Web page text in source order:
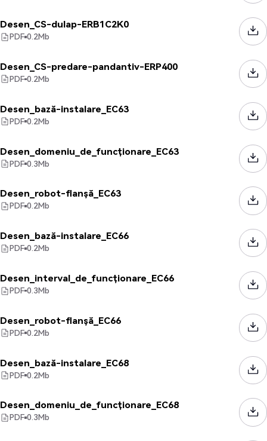
Desen_CS-dulap-ERB1C2K0
PDF 0.2Mb
Desen_CS-predare-pandantiv-ERP400
PDF 0.2Mb
Desen_bază-instalare_EC63
PDF 0.2Mb
Desen_domeniu_de_funcționare_EC63
PDF 0.3Mb
Desen_robot-flanșă_EC63
PDF 0.2Mb
Desen_bază-instalare_EC66
PDF 0.2Mb
Desen_interval_de_funcționare_EC66
PDF 0.3Mb
Desen_robot-flanșă_EC66
PDF 0.2Mb
Desen_bază-instalare_EC68
PDF 0.2Mb
Desen_domeniu_de_funcționare_EC68
PDF 0.3Mb